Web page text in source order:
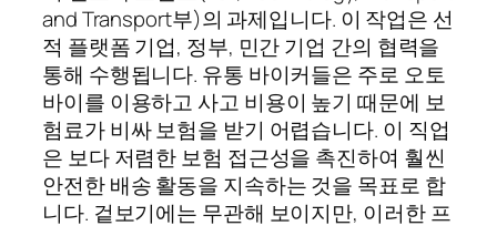
and Transport부)의 과제입니다. 이 작업은 선
적 플랫폼 기업, 정부, 민간 기업 간의 협력을
통해 수행됩니다. 유통 바이커들은 주로 오토
바이를 이용하고 사고 비용이 높기 때문에 보
험료가 비싸 보험을 받기 어렵습니다. 이 직업
은 보다 저렴한 보험 접근성을 촉진하여 훨씬
안전한 배송 활동을 지속하는 것을 목표로 합
니다. 겉보기에는 무관해 보이지만, 이러한 프